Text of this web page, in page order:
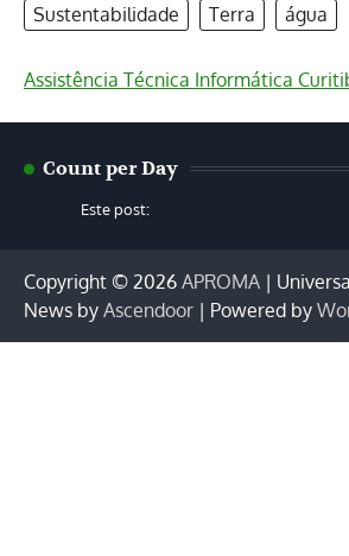
Sustentabilidade
Terra água
Assistência Técnica Informática
Count per Day
Este post:
Copyright © 2026 APROMA |
News by Ascendoor | Powered by